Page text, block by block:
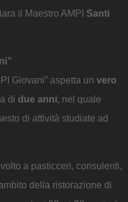
il Maestro AMPI Santi
Giovani” aspetta un vero
di due anni, nel quale
di attività studiate ad
a pasticceri, consulenti,
della ristorazione di